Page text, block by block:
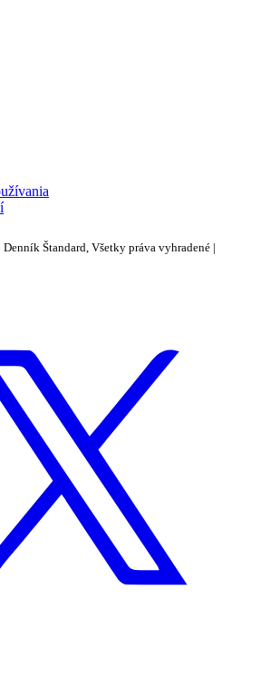
Denník Štandard, Všetky práva vyhradené |